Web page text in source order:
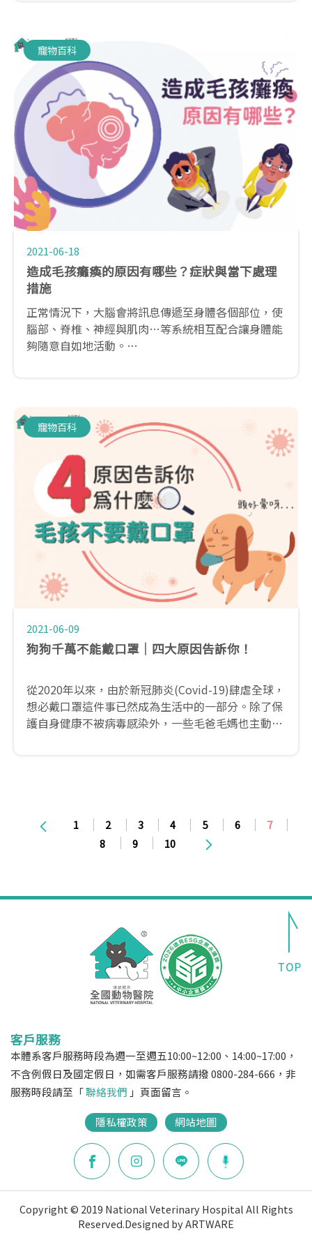
寵物百科
2021-06-18
造成毛孩癱瘓的原因有哪些？症狀與當下處理
措施
正常情況下，大腦會將訊息傳遞至身體各個部位，使
腦部、脊椎、神經與肌肉…等系統相互配合讓身體能
夠隨意自如地活動。
寵物百科
2021-06-09
狗狗千萬不能戴口罩│四大原因告訴你！
從2020年以來，由於新冠肺炎(Covid-19)肆虐全球，
想必戴口罩這件事已然成為生活中的一部分。除了保
護自身健康不被病毒感染外，一些毛爸毛媽也主動想
1 2 3 4 5 6
7
8
9 10
客戶服務
本體系客戶服務時段為週一至週五10:00~12:00、14:00~17:00，
不含例假日及國定假日，如需客戶服務請撥 0800-284-666，非
服務時段請至「聯絡我們 」頁面留言。
隱私權政策 網站地圖
Copyright © 2019 National Veterinary Hospital All Rights
Reserved.Designed by ARTWARE